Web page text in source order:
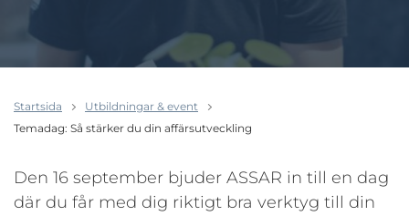
Startsida
Utbildningar & event
Temadag: Så stärker du din affärsutveckling
Den 16 september bjuder ASSAR in till en dag
där du får med dig riktigt bra verktyg till din